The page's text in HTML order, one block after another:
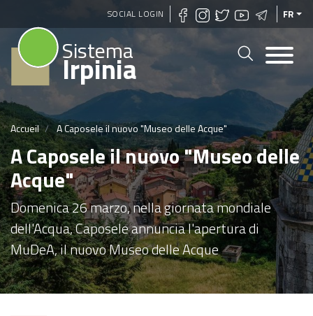
Aller
au
SOCIAL LOGIN FR
Sistema
Irpinia
Accueil A Caposele il nuovo "Museo delle Acque"
A Caposele il nuovo "Museo delle
Acque"
Domenica 26 marzo, nella giornata mondiale
dell'Acqua, Caposele annuncia l'apertura di
MuDeA, il nuovo Museo delle Acque